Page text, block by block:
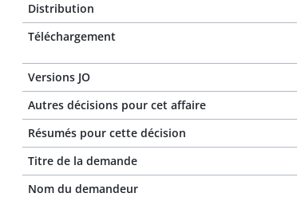
Distribution
Téléchargement
Versions JO
Autres décisions pour cet affaire
Résumés pour cette décision
Titre de la demande
Nom du demandeur